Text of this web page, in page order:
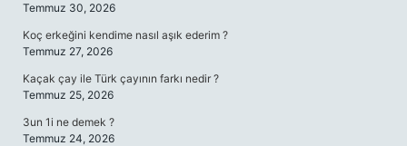
Temmuz 30, 2026
Koç erkeğini kendime nasıl aşık ederim ?
Temmuz 27, 2026
Kaçak çay ile Türk çayının farkı nedir ?
Temmuz 25, 2026
3un 1i ne demek ?
Temmuz 24, 2026